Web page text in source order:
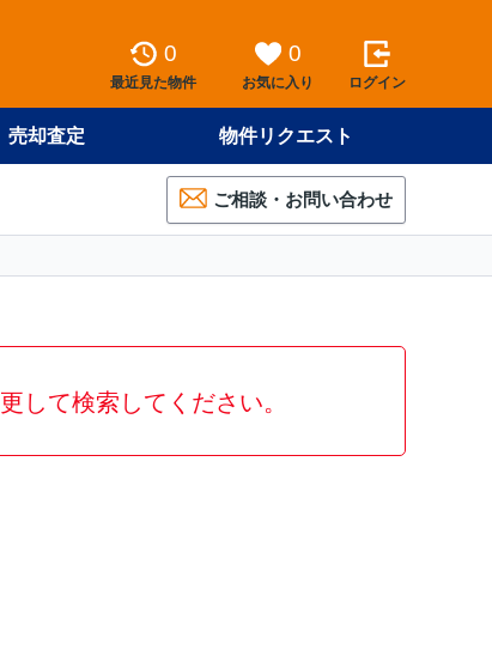
0
最近見た物件
0
お気に入り ログイン
売却査定 物件リクエスト
ご相談・お問い合わせ
して検索してください。